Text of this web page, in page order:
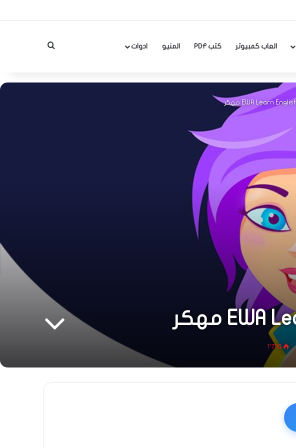
العاب كمبيوتر كتب PDF المنيو ادوات بحث عن
1٬790